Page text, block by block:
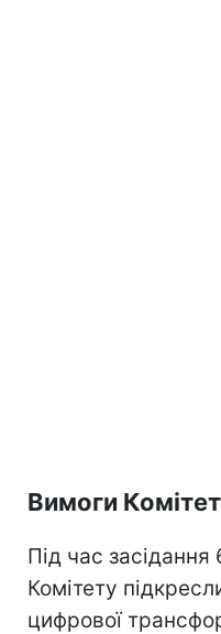
Вимоги
Під час
Комітету
цифрової